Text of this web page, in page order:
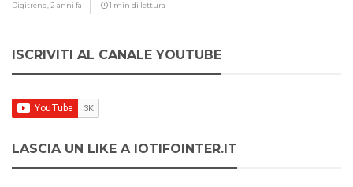
Digitrend, 2 anni fa 1 min di lettura
ISCRIVITI AL CANALE YOUTUBE
LASCIA UN LIKE A IOTIFOINTER.IT